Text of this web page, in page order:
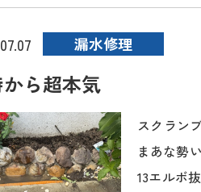
漏水修理
から超本気
スクラン
まあな勢
13エルボ